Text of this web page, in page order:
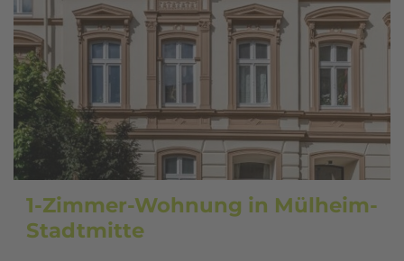
1-Zimmer-Wohnung in Mülheim-
Stadtmitte